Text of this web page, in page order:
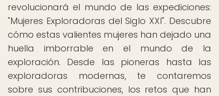
revolucionará el mundo de las expediciones:
"Mujeres Exploradoras del Siglo XXI". Descubre
cómo estas valientes mujeres han dejado una
huella imborrable en el mundo de la
exploración. Desde las pioneras hasta las
exploradoras modernas, te contaremos
sobre sus contribuciones, los retos que han